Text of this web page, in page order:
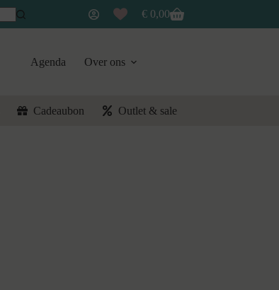
Winkelwagen
€0,00
Agenda Over ons
Cadeaubon
Outlet & sale